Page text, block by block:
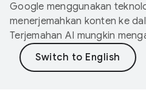
Google menggunakan
menerjemahkan konten ke
Terjemahan AI mungkin